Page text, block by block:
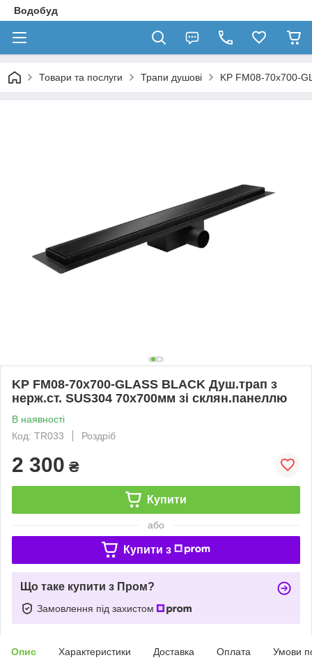
Водобуд
Товари та послуги Трапи душові KP FM08-70x700-
KP FM08-70x700-GLASS BLACK Душ.трап з
нерж.ст. SUS304 70x700мм зі склян.панеллю
В наявності
Код: TR033
Роздріб
2 300 ₴
Купити
або
Купити з
Що таке купити з Пром?
Замовлення під захистом
Опис Характеристики Доставка Оплата Умови